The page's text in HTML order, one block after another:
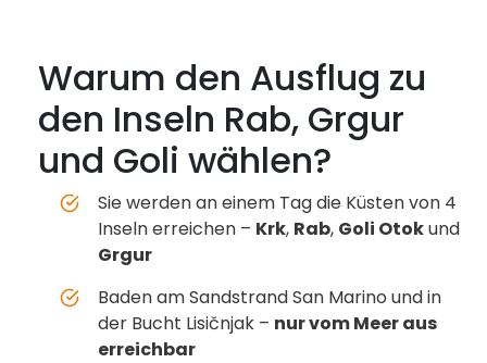
Warum den Ausflug zu
den Inseln Rab, Grgur
und Goli wählen?
Sie werden an einem Tag die Küsten von 4
Inseln erreichen – Krk, Rab, Goli Otokund
Grgur
Baden am Sandstrand San Marino und in
der Bucht Lisičnjak – nur vom Meer aus
erreichbar